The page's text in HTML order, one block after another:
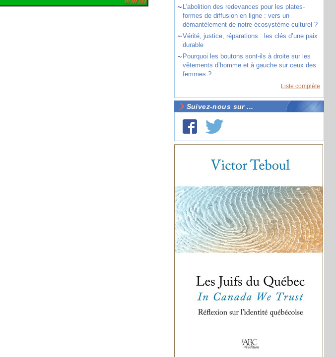
~ L’abolition des redevances pour les plates-
formes de diffusion en ligne : vers un
démantèlement de notre écosystème culturel ?
~Vérité, justice, réparations : les clés d’une paix
durable
~ Pourquoi les boutons sont-ils à droite sur les
vêtements d’homme et à gauche sur ceux des
femmes ?
Liste complète
Suivez-nous sur ...